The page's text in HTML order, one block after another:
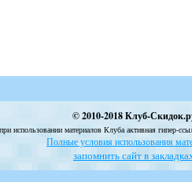
© 2010-2018 Клуб-
при использовании материалов Клуба активная гипер-
Полные условия использования
запомнить сайт в